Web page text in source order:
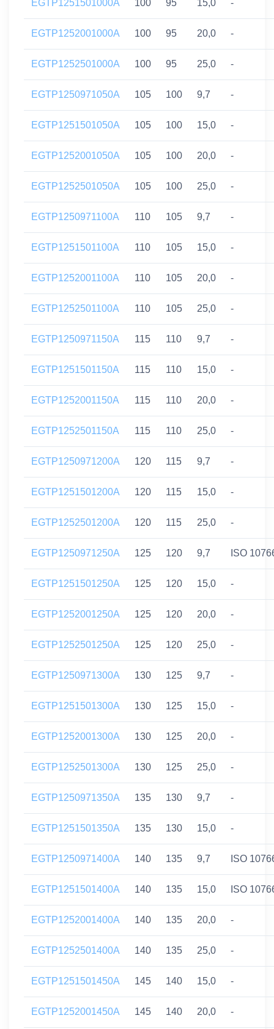
EGTP1251501000A 100 95 15,0 -
EGTP1252001000A 100 95 20,0 -
EGTP1252501000A 100 95 25,0 -
EGTP1250971050A 105 100 9,7 -
EGTP1251501050A 105 100 15,0 -
EGTP1252001050A 105 100 20,0 -
EGTP1252501050A 105 100 25,0 -
EGTP1250971100A 110 105 9,7 -
EGTP1251501100A 110 105 15,0 -
EGTP1252001100A 110 105 20,0 -
EGTP1252501100A 110 105 25,0 -
EGTP1250971150A 115 110 9,7 -
EGTP1251501150A 115 110 15,0 -
EGTP1252001150A 115 110 20,0 -
EGTP1252501150A 115 110 25,0 -
EGTP1250971200A 120 115 9,7 -
EGTP1251501200A 120 115 15,0 -
EGTP1252501200A 120 115 25,0 -
EGTP1250971250A 125 120 9,7 ISO
EGTP1251501250A 125 120 15,0 -
EGTP1252001250A 125 120 20,0 -
EGTP1252501250A 125 120 25,0 -
EGTP1250971300A 130 125 9,7 -
EGTP1251501300A 130 125 15,0 -
EGTP1252001300A 130 125 20,0 -
EGTP1252501300A 130 125 25,0 -
EGTP1250971350A 135 130 9,7 -
EGTP1251501350A 135 130 15,0 -
EGTP1250971400A 140 135 9,7 ISO
EGTP1251501400A 140 135 15,0 ISO
EGTP1252001400A 140 135 20,0 -
EGTP1252501400A 140 135 25,0 -
EGTP1251501450A 145 140 15,0 -
EGTP1252001450A 145 140 20,0 -